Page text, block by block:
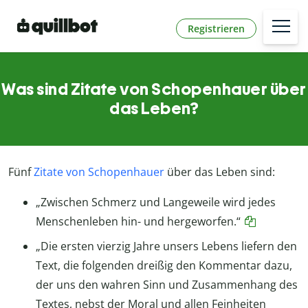
Registrieren
Was sind Zitate von Schopenhauer über
das Leben?
FünfZitate von Schopenhauer über das Leben sind:
„Zwischen Schmerz und Langeweile wird jedes
Menschenleben hin- und hergeworfen.“
„Die ersten vierzig Jahre unsers Lebens liefern den
Text, die folgenden dreißig den Kommentar dazu,
der uns den wahren Sinn und Zusammenhang des
Textes, nebst der Moral und allen Feinheiten